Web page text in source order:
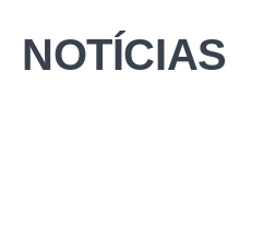
NOTÍCIAS